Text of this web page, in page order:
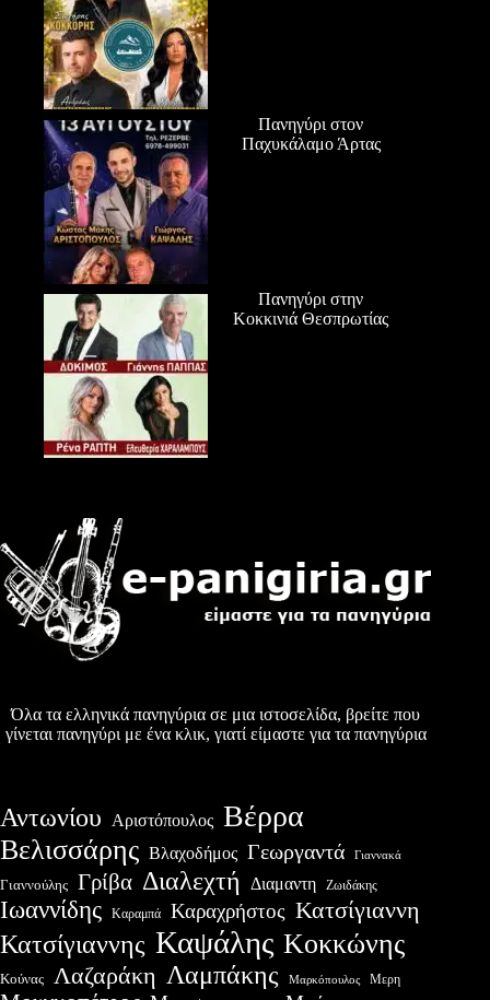
Πανηγύρι στον
Παχυκάλαμο Άρτας
Πανηγύρι στην
Κοκκινιά Θεσπρωτίας
Όλα τα ελληνικά πανηγύρια σε μια ιστοσελίδα, βρείτε που
γίνεται πανηγύρι με ένα κλικ, γιατί είμαστε για τα πανηγύρια
Αντωνίου Αριστόπουλος Βέρρα
Βελισσάρης Βλαχοδήμος Γεωργαντά Γιαννακά
Γιαννούλης Γρίβα Διαλεχτή Διαμαντη Ζωιδάκης
Ιωαννίδης Καραμπά Καραχρήστος Κατσίγιαννη
Κατσίγιαννης Καψάλης Κοκκώνης
Κούνας Λαζαράκη Λαμπάκης Μαρκόπουλος Μερη